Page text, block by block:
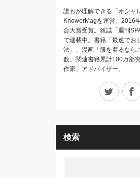
誰もが理解できる「オシャ
KnowerMagを運営。2016
合大賞受賞。雑誌「週刊
で連載中。書籍「最速でお
法」、漫画「服を着るなら
数。関連書籍累計100万部
作家、アドバイザー。
Twitter
検索